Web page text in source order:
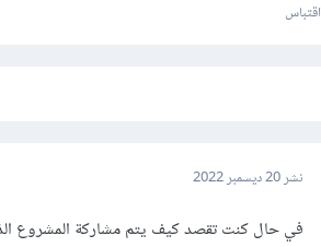
اقتباس
نشر20 ديسمبر 2022
في حال كنت تقصد كيف يتم مشاركة المشروع